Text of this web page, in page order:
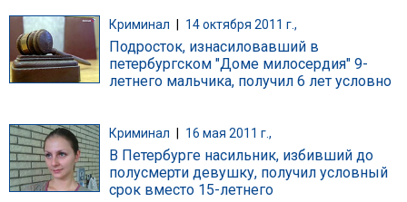
Криминал 14 октября 2011 г.,
Подросток, изнасиловавший в
петербургском "Доме милосердия" 9-
летнего мальчика, получил 6 лет условно
Криминал 16 мая 2011 г.,
В Петербурге насильник, избивший до
полусмерти девушку, получил условный
срок вместо 15-летнего